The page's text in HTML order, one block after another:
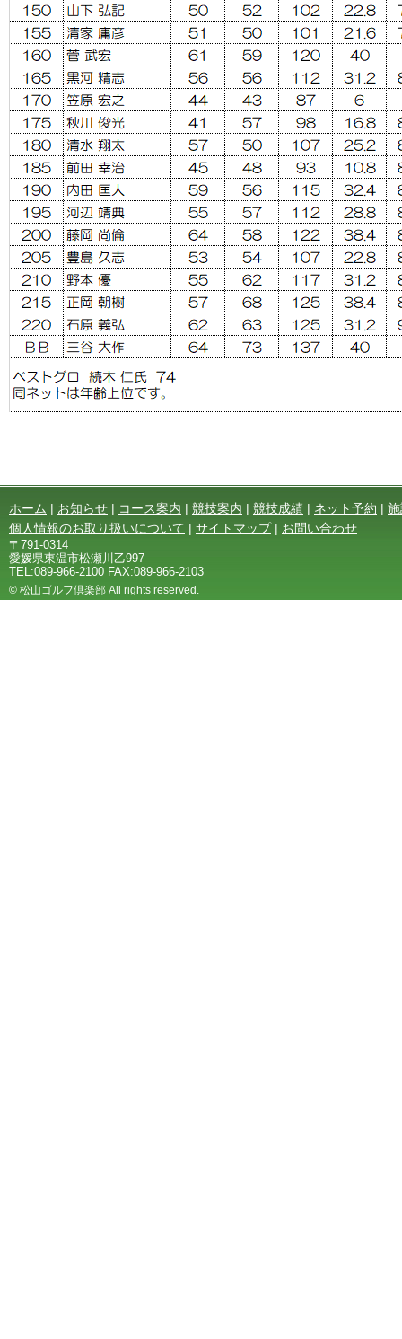
ホーム | お知らせ | コース案内 | 競技案内 | 競技成績 | ネット予約 |
個人情報のお取り扱いについて | サイトマップ | お問い合わせ
〒791-0314
愛媛県東温市松瀬川乙997
TEL:089-966-2100 FAX:089-966-2103
© 松山ゴルフ倶楽部 All rights reserved.